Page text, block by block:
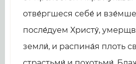
отве́ргшеся себе́ и взе́мше
после́дуем Христу́,
земли́, и распина́я плоть